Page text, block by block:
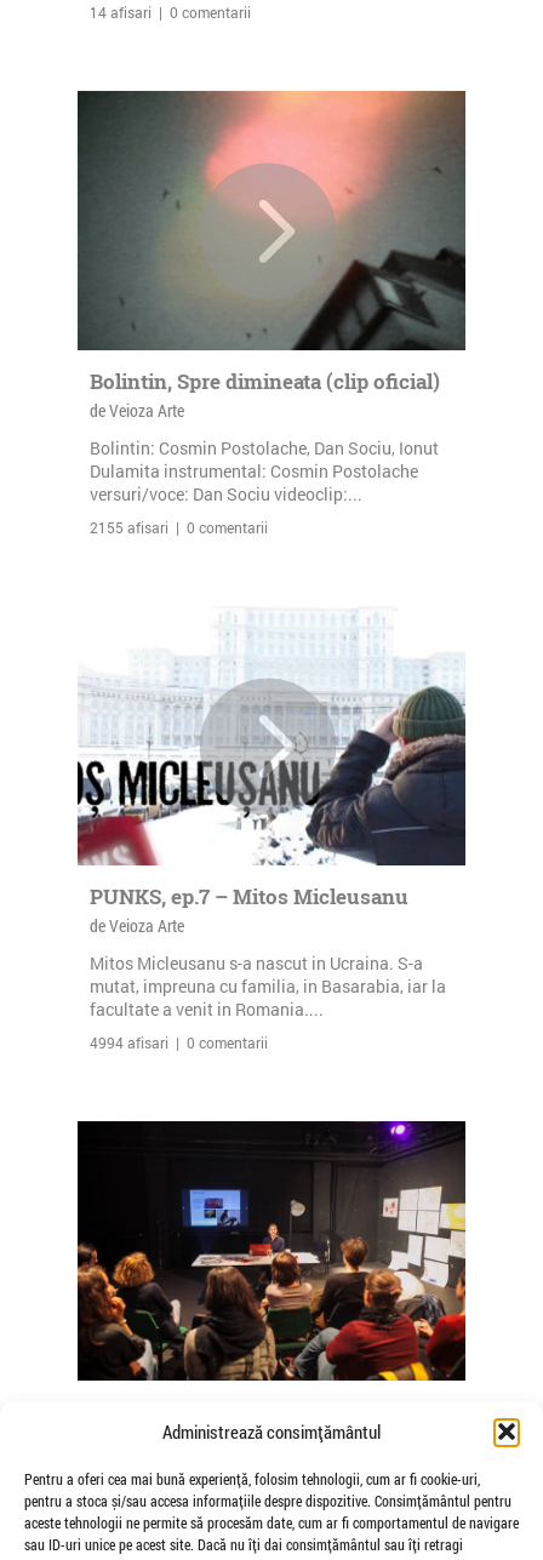
Administrează consimțământul
Pentru a oferi cea mai bună experiență, folosim tehnologii, cum ar fi cookie-uri,
pentru a stoca și/sau accesa informațiile despre dispozitive. Consimțământul pentru
aceste tehnologii ne permite să procesăm date, cum ar fi comportamentul de navigare
sau ID-uri unice pe acest site. Dacă nu îți dai consimțământul sau îți retragi
14 afisari | 0 comentarii
Bolintin, Spre dimineata (clip oficial)
de Veioza Arte
Bolintin: Cosmin Postolache, Dan Sociu, Ionut
Dulamita instrumental: Cosmin Postolache
versuri/voce: Dan Sociu videoclip:...
2155 afisari | 0 comentarii
PUNKS, ep.7 – Mitos Micleusanu
de Veioza Arte
Mitos Micleusanu s-a nascut in Ucraina. S-a
mutat, impreuna cu familia, in Basarabia, iar la
facultate a venit in Romania....
4994 afisari | 0 comentarii
Somatice susținute de coregrafele
Mădălina Dan și Valentina De Piante
Niculae
de Veioza Arte